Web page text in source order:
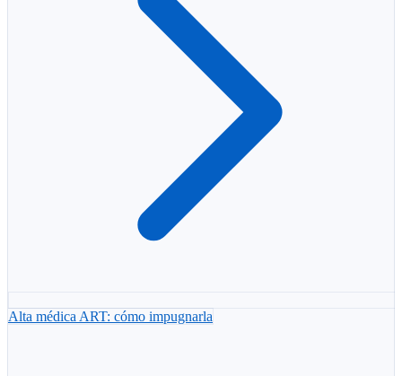
Alta médica ART: cómo impugnarla